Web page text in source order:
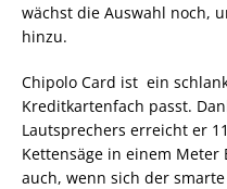
wächst die Auswahl noch,
hinzu.
Chipolo Card ist ein
Kreditkartenfach passt.
Lautsprechers erreicht er
Kettensäge in einem
auch, wenn sich der